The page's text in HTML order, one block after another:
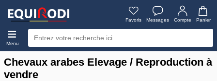
Favoris Messages Compte Panier
Menu
Chevaux arabes Elevage / Reproduction à
vendre